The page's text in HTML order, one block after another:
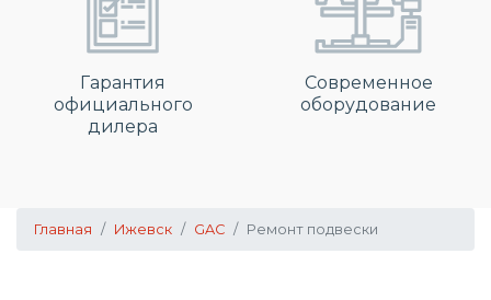
Гарантия
официального
дилера
Современное
оборудование
Главная Ижевск GAC Ремонт подвески